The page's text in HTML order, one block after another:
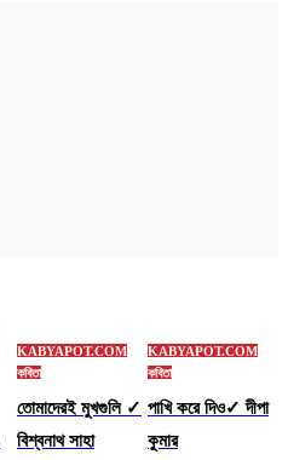
KABYAPOT.COM
কবিতা
তোমাদেরই মুখগুলি ✓
বিশ্বনাথ সাহা
KABYAPOT.COM
কবিতা
পাখি করে দিও✓ দীপা
কুমার